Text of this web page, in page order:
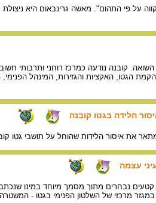
על פי התהום". מאשה גרינבאום היא
הלידה בגטו קובנה
את איסור הלידות שהוחל על תושבי גטו
עצמה
נבחרים מתוך מסמך מיוחד במינו
מרכזי של השלטון הפנימי בגטו - המשטרה